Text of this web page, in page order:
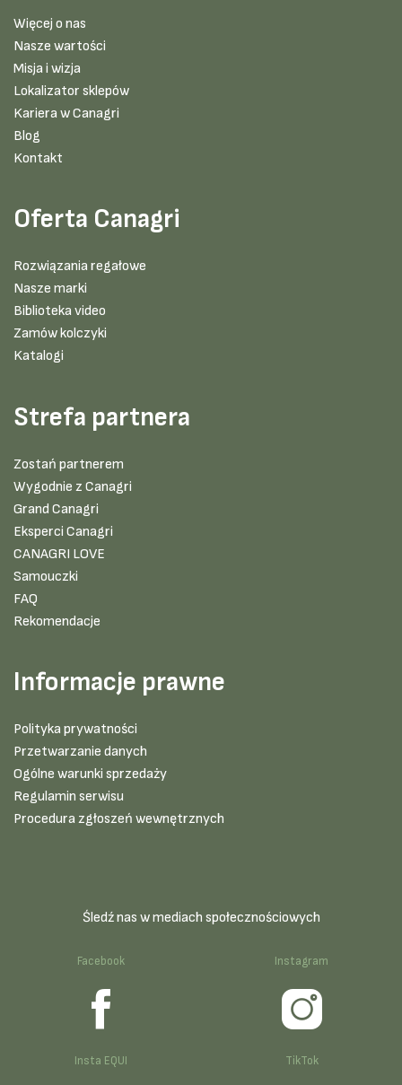
Więcej o nas
Nasze wartości
Misja i wizja
Lokalizator sklepów
Kariera w Canagri
Blog
Kontakt
Oferta Canagri
Rozwiązania regałowe
Nasze marki
Biblioteka video
Zamów kolczyki
Katalogi
Strefa partnera
Zostań partnerem
Wygodnie z Canagri
Grand Canagri
Eksperci Canagri
CANAGRI LOVE
Samouczki
FAQ
Rekomendacje
Informacje prawne
Polityka prywatności
Przetwarzanie danych
Ogólne warunki sprzedaży
Regulamin serwisu
Procedura zgłoszeń wewnętrznych
Śledź nas w mediach społecznościowych
Facebook Instagram
Insta EQUI TikTok